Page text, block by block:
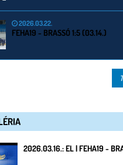
2026.03.22.
FEHA19 - BRASSÓ 1:5 (03.14.)
2026.03.16.: EL | FEHA19 -